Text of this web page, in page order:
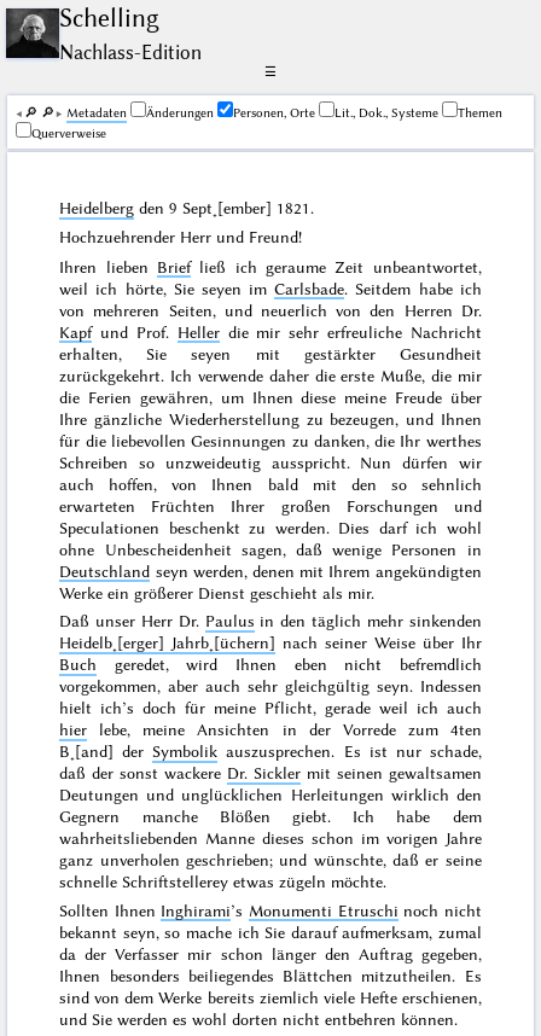
Schelling
Nachlass-Edition
☰
🔎︎ 🔎︎ Me­ta­da­ten Änderungen Personen, Orte Lit., Dok., Systeme
Themen
Querverweise
Heidelberg den9 Sept˖[ember] 1821.
Hochzuehrender Herr und Freund!
Ihren lieben Briefließ ich geraume Zeit unbeantwortet,
weil ich hörte, Sie seyen imCarlsbade. Seitdem habe ich
von mehreren Seiten, und neuerlich von den Herren Dr.
Kapfund Prof. Hellerdie mir sehr erfreuliche Nachricht
erhalten, Sie seyen mit gestärkter Gesundheit
zurückgekehrt. Ich verwende daher die erste Muße, die mir
die Ferien gewähren, um Ihnen diese meine Freude über
Ihre gänzliche Wiederherstellung zu bezeugen, und Ihnen
für die liebevollen Gesinnungen zu danken, die Ihr werthes
Schreiben so unzweideutig ausspricht. Nun dürfen wir
auch hoffen, von Ihnen bald mit den so sehnlich
erwarteten Früchten Ihrer großen Forschungen und
Speculationen beschenkt zu werden. Dies darf ich wohl
ohne Unbescheidenheit sagen, daß wenige Personen in
Deutschland seyn werden, denen mit Ihrem angekündigten
Werke ein größerer Dienst geschieht als mir.
Daß unser Herr Dr. Paulus in den täglich mehr sinkenden
Heidelb˖[erger] Jahrb˖[üchern] nachseiner Weise über Ihr
Buch geredet, wird Ihnen eben nicht befremdlich
vorgekommen, aber auch sehr gleichgültig seyn. Indessen
hielt ich’s doch für meine Pflicht, gerade weil ich auch
hier lebe, meine Ansichten in der Vorrede zum 4ten
B˖[and] derSymbolik auszusprechen. Es ist nur schade,
daß der sonstwackere Dr. Sicklermit seinen gewaltsamen
Deutungen und unglücklichen Herleitungen wirklich den
Gegnern manche Blößen giebt. Ich habe dem
wahrheitsliebenden Manne dieses schon im vorigen Jahre
ganz unverholen geschrieben; und wünschte, daß er seine
schnelle Schriftstellerey etwas zügeln möchte.
Sollten Ihnen Inghirami’s Monumenti Etruschi noch nicht
bekannt seyn, so mache ich Sie darauf aufmerksam, zumal
da der Verfasser mir schon länger den Auftrag gegeben,
Ihnen besonders beiliegendes Blättchen mitzutheilen. Es
sind von dem Werke bereits ziemlich viele Hefte erschienen,
und Sie werdenes wohl dorten nicht entbehren können.